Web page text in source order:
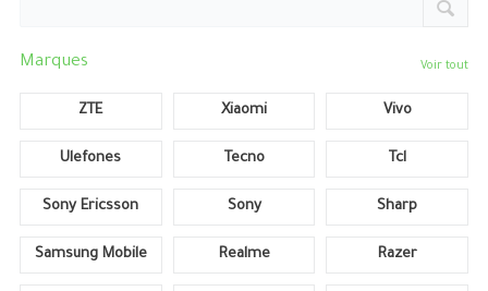
Marques Voir tout
ZTE Xiaomi Vivo
Ulefones Tecno Tcl
Sony Ericsson Sony Sharp
Samsung Mobile Realme Razer